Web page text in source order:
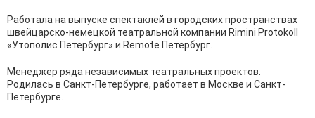
Работала на выпуске спектаклей в городских пространствах
швейцарско-немецкой театральной компании Rimini Protokoll
«Утополис Петербург» и Remote Петербург.
Менеджер ряда независимых театральных проектов.
Родилась в Санкт-Петербурге, работает в Москве и Санкт-
Петербурге.